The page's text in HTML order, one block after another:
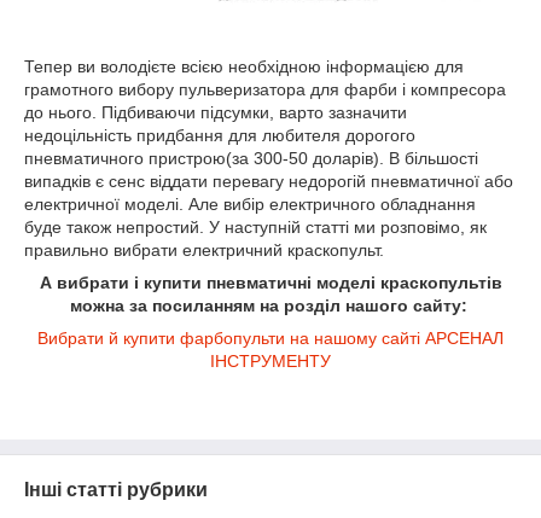
Тепер ви володієте всією необхідною інформацією для
грамотного вибору пульверизатора для фарби і компресора
до нього. Підбиваючи підсумки, варто зазначити
недоцільність придбання для любителя дорогого
пневматичного пристрою(за 300-50 доларів). В більшості
випадків є сенс віддати перевагу недорогій пневматичної або
електричної моделі. Але вибір електричного обладнання
буде також непростий. У наступній статті ми розповімо, як
правильно вибрати електричний краскопульт.
А вибрати і купити пневматичні моделі краскопультів
можна за посиланням на розділ нашого сайту:
Вибрати й купити фарбопульти на нашому сайті АРСЕНАЛ
ІНСТРУМЕНТУ
Інші статті рубрики